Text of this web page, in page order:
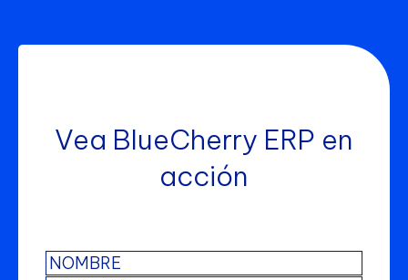
Vea BlueCherry ERP en
acción